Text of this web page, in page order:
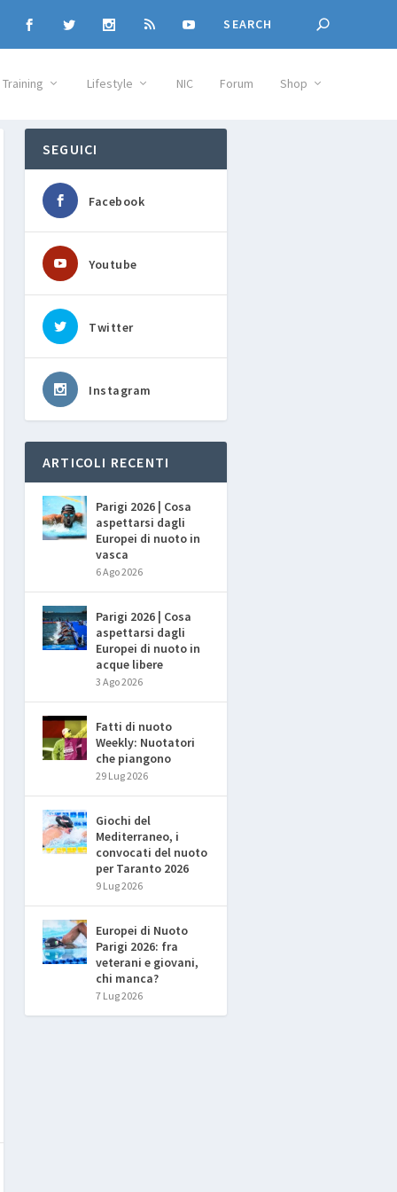
Training Lifestyle NIC Forum Shop
SEGUICI
Facebook
Youtube
Twitter
Instagram
ARTICOLI RECENTI
Parigi 2026 | Cosa
aspettarsi dagli
Europei di nuoto in
vasca
6 Ago 2026
Parigi 2026 | Cosa
aspettarsi dagli
Europei di nuoto in
acque libere
3 Ago 2026
Fatti di nuoto
Weekly: Nuotatori
che piangono
29 Lug 2026
Giochi del
Mediterraneo, i
convocati del nuoto
per Taranto 2026
9 Lug 2026
Europei di Nuoto
Parigi 2026: fra
veterani e giovani,
chi manca?
7 Lug 2026